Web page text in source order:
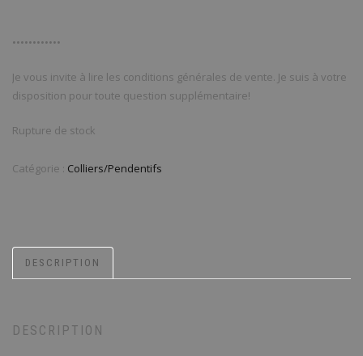
••••••••••••
Je vous invite à lire les conditions générales de vente. Je suis à votre
disposition pour toute question supplémentaire!
Rupture de stock
Catégorie : Colliers/Pendentifs
DESCRIPTION
DESCRIPTION